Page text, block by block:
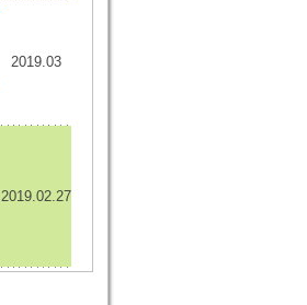
2019.03
2019.02.27